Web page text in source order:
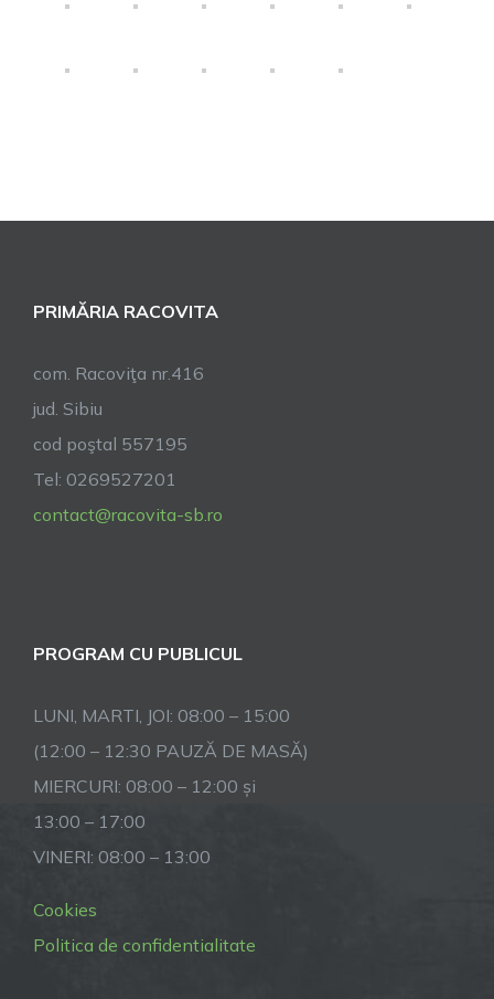
PRIMĂRIA RACOVITA
com. Racoviţa nr.416
jud. Sibiu
cod poştal 557195
Tel: 0269527201
contact@racovita-sb.ro
PROGRAM CU PUBLICUL
LUNI, MARTI, JOI: 08:00 – 15:00
(12:00 – 12:30 PAUZĂ DE MASĂ)
MIERCURI: 08:00 – 12:00 și
13:00 – 17:00
VINERI: 08:00 – 13:00
Cookies
Politica de confidentialitate